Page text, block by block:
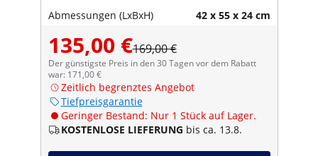
Abmessungen (LxBxH) 42 x 55 x 24 cm
135,00 €169,00 €
Der günstigste Preis in den 30 Tagen vor dem Rabatt
war: 171,00 €
Zeitlich begrenztes Angebot
Tiefpreisgarantie
Geringer Bestand: Nur 1 Stück auf Lager.
KOSTENLOSE LIEFERUNG bis ca. 13.8.